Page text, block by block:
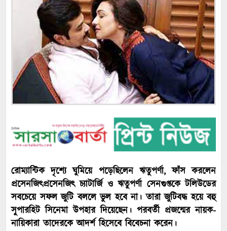
রোম্যান্টিক দৃশ্যে ঘুমিয়ে পড়েছিলেন ঋতুপর্ণা, ফাঁস করলেন
প্রসেনজিৎপ্রসেনজিৎ চ্যাটার্জি ও ঋতুপর্ণা সেনগুপ্তকে টলিউডের
সবচেয়ে সফল জুটি বললে ভুল হবে না। তারা জুটিবদ্ধ হয়ে বহু
সুপারহিট সিনেমা উপহার দিয়েছেন। পরবর্তী প্রজন্মের নায়ক-
নায়িকারা তাদেরকে আদর্শ হিসেবে বিবেচনা করেন।